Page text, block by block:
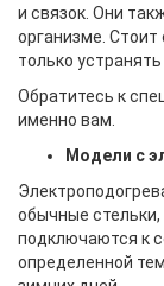
и связок. Они
организме. Стоит
только
Обратитесь к
именно вам.
Модели с
обычные стельки,
подключаются к
определенной